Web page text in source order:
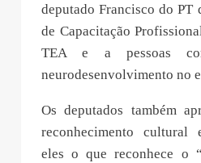
deputado Francisco do
de Capacitação
TEA e a pessoas
neurodesenvolvimento no
Os deputados também
reconhecimento cultural
eles o que reconhece o